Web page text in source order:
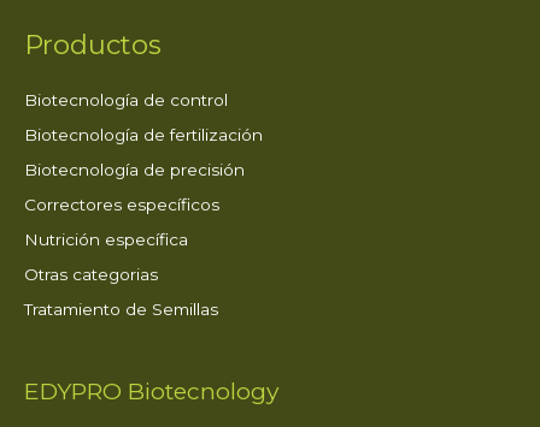
Productos
Biotecnología de control
Biotecnología de fertilización
Biotecnología de precisión
Correctores específicos
Nutrición específica
Otras categorias
Tratamiento de Semillas
EDYPRO Biotecnology